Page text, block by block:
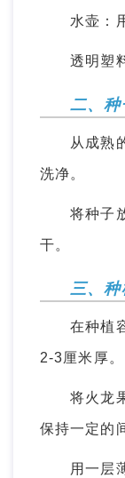
水壶：用
透明塑料
二、种
从成熟的
洗净。
将种子放
干。
三、种
在种植容
2-3厘米厚。
将火龙果
保持一定的
用一层薄